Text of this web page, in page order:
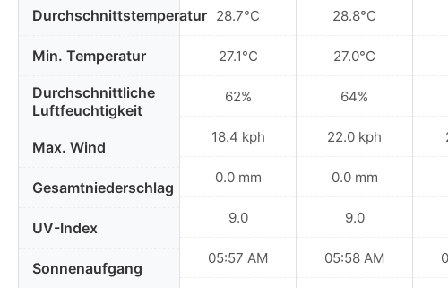
Durchschnittstemperatur
Min. Temperatur
Durchschnittliche
Luftfeuchtigkeit
Max. Wind
Gesamtniederschlag
UV-Index
Sonnenaufgang
28.7°C
27.1°C
62%
18.4 kph
0.0 mm
9.0
05:57 AM
28.8°C
27.0°C
64%
22.0 kph
0.0 mm
9.0
05:58 AM